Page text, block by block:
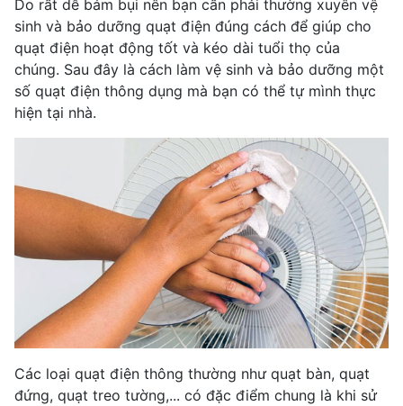
Do rất dễ bám bụi nên bạn cần phải thường xuyên vệ
sinh và bảo dưỡng quạt điện đúng cách để giúp cho
quạt điện hoạt động tốt và kéo dài tuổi thọ của
chúng. Sau đây là cách làm vệ sinh và bảo dưỡng một
số quạt điện thông dụng mà bạn có thể tự mình thực
hiện tại nhà.
Các loại quạt điện thông thường như quạt bàn, quạt
đứng, quạt treo tường,... có đặc điểm chung là khi sử